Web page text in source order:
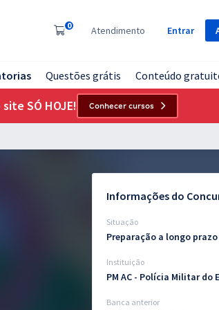
0 Atendimento Entrar
Questões grátis Conteúdo
SÓ HOJE! Conhecer cursos
Informações do
Situação
Preparação a longo prazo
Instituição
PM AC - Polícia Militar do
Banca anterior